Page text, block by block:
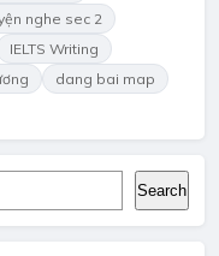
nghe sec 2
IELTS Writing
dang bai map
Search